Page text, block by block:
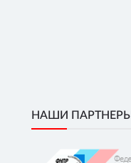
НАШИ ПАРТНЕРЫ